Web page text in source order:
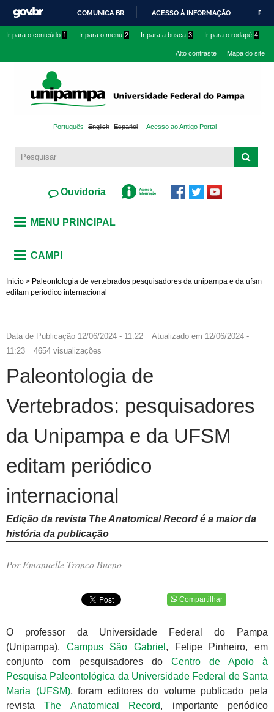
conteúdo
IR
O
COMUNICA BR ACESSO À INFORMAÇÃO
Ir para o conteúdo 1 Ir para o menu 2 Ir para a busca 3 Ir para o rodapé 4
Alto contraste Mapa do site
Português English Español Acesso ao Antigo Portal
Ouvidoria
MENU PRINCIPAL
CAMPI
Início > Paleontologia de vertebrados pesquisadores da unipampa e da ufsm
editam periodico internacional
Data de Publicação 12/06/2024 - 11:22 Atualizado em 12/06/2024 -
11:23
4654 visualizações
Paleontologia de
Vertebrados: pesquisadores
da Unipampa e da UFSM
editam periódico
internacional
Edição da revista The Anatomical Record é a maior da
história da publicação
Por Emanuelle Tronco Bueno
Compartilhar
O professor da Universidade Federal do Pampa
(Unipampa), Campus São Gabriel , Felipe Pinheiro, em
conjunto com pesquisadores do Centro de Apoio à
Pesquisa Paleontológica da Universidade Federal de Santa
Maria (UFSM), foram editores do volume publicado pela
revistaThe Anatomical Record, importante periódico